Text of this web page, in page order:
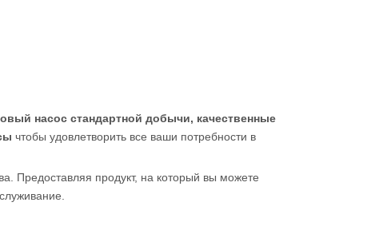
насос стандартной добычи, качественные
чтобы удовлетворить все ваши потребности в
Предоставляя продукт, на который вы можете